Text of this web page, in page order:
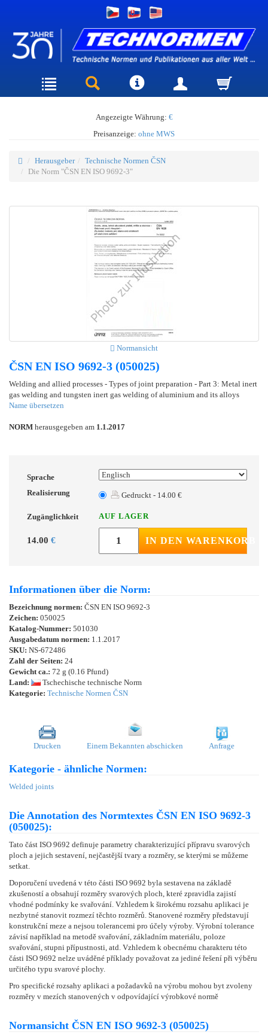
Angezeigte Währung: €
Preisanzeige: ohne MWS
Herausgeber
Technische Normen ČSN
Die Norm "ČSN EN ISO 9692-3"
Normansicht
ČSN EN ISO 9692-3 (050025)
Welding and allied processes - Types of joint preparation - Part 3: Metal inert
gas welding and tungsten inert gas welding of aluminium and its alloys
Name übersetzen
NORM herausgegeben am 1.1.2017
Sprache
Realisierung
Gedruckt - 14.00 €
Zugänglichkeit AUF LAGER
14.00 € IN DEN WARENKORB
Informationen über die Norm:
Bezeichnung normen: ČSN EN ISO 9692-3
Zeichen: 050025
Katalog-Nummer: 501030
Ausgabedatum normen: 1.1.2017
SKU: NS-672486
Zahl der Seiten: 24
Gewicht ca.: 72 g (0.16 Pfund)
Land:
Tschechische technische Norm
Kategorie: Technische Normen ČSN
Drucken Einem Bekannten abschicken Anfrage
Kategorie - ähnliche Normen:
Welded joints
Die Annotation des Normtextes ČSN EN ISO 9692-3
(050025):
Tato část ISO 9692 definuje parametry charakterizující přípravu svarových
ploch a jejich sestavení, nejčastější tvary a rozměry, se kterými se můžeme
setkat.
Doporučení uvedená v této části ISO 9692 byla sestavena na základě
zkušeností a obsahují rozměry svarových ploch, které zpravidla zajistí
vhodné podmínky ke svařování. Vzhledem k širokému rozsahu aplikaci je
nezbytné stanovit rozmezí těchto rozměrů. Stanovené rozměry představují
konstrukční meze a nejsou tolerancemi pro účely výroby. Výrobní tolerance
závisí například na metodě svařování, základním materiálu, poloze
svařování, stupni přípustnosti, atd. Vzhledem k obecnému charakteru této
části ISO 9692 nelze uváděné příklady považovat za jediné řešení při výběru
určitého typu svarové plochy.
Pro specifické rozsahy aplikaci a požadavků na výrobu mohou byt zvoleny
rozměry v mezích stanovených v odpovídající výrobkové normě
Normansicht ČSN EN ISO 9692-3 (050025)